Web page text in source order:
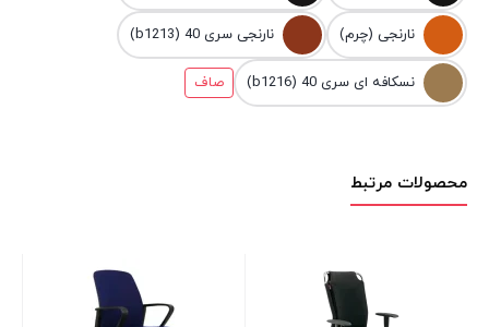
نارنجی (چرم) نارنجی سری 40 (b1213)
نسکافه ای سری 40 (b1216) صاف
محصولات مرتبط